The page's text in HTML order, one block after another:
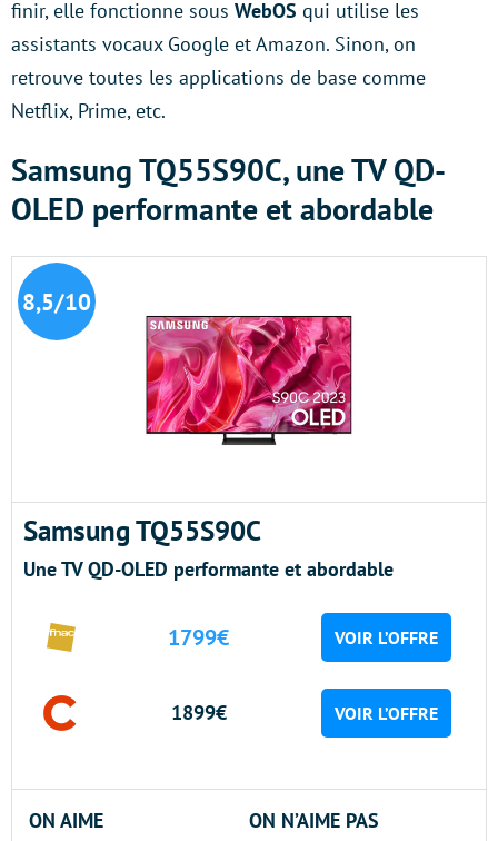
finir, elle fonctionne sous WebOS qui utilise les
assistants vocaux Google et Amazon. Sinon, on
retrouve toutes les applications de base comme
Netflix, Prime, etc.
Samsung TQ55S90C, une TV QD-
OLED performante et abordable
8,5/10
Samsung TQ55S90C
Une TV QD-OLED performante et abordable
1799€ VOIR L’OFFRE
1899€ VOIR L’OFFRE
ON AIME ON N’AIME PAS